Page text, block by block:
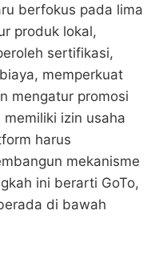
berfokus pada lima
produk lokal,
sertifikasi,
memperkuat
mengatur promosi
izin usaha
harus
mekanisme
ini berarti GoTo,
di bawah